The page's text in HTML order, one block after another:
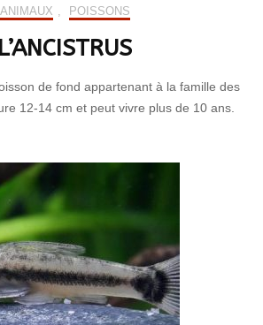
ANIMAUX , POISSONS
L’ANCISTRUS
de fond appartenant à la famille des
12-14 cm et peut vivre plus de 10 ans.